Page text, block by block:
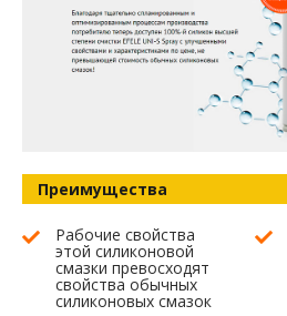
Преимущества
Рабочие свойства
этой силиконовой
смазки превосходят
свойства обычных
силиконовых смазок